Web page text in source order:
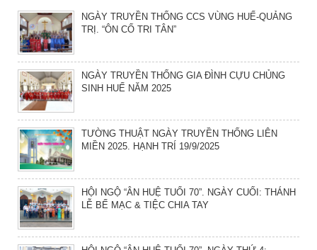
NGÀY TRUYỀN THỐNG CCS VÙNG HUẾ-QUẢNG
TRỊ. “ÔN CỐ TRI TÂN”
NGÀY TRUYỀN THỐNG GIA ĐÌNH CỰU CHỦNG
SINH HUẾ NĂM 2025
TƯỜNG THUẬT NGÀY TRUYỀN THỐNG LIÊN
MIỀN 2025. HẠNH TRÍ 19/9/2025
HỘI NGỘ “ÂN HUỆ TUỔI 70”. NGÀY CUỐI: THÁNH
LỄ BẾ MẠC & TIỆC CHIA TAY